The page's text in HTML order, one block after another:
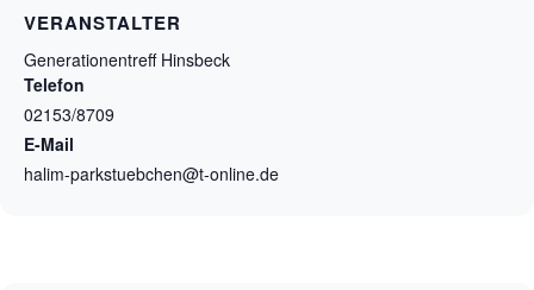
VERANSTALTER
Generationentreff Hinsbeck
Telefon
02153/8709
E-Mail
halim-parkstuebchen@t-online.de